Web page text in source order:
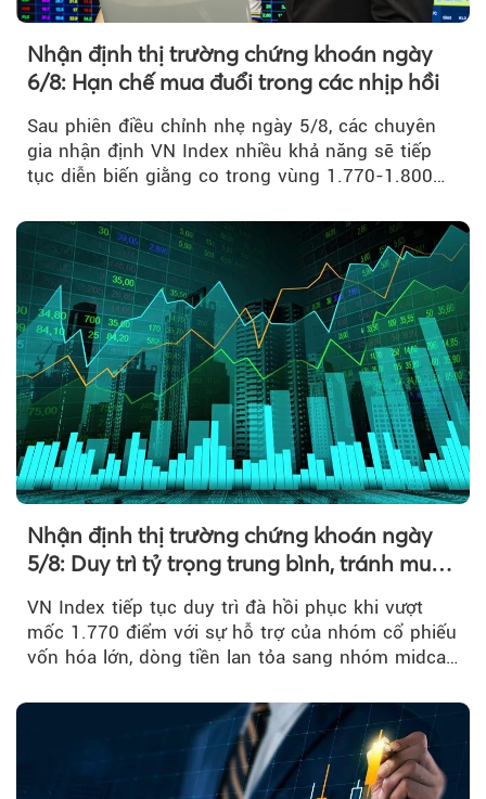
Nhận định thị trường chứng khoán ngày
6/8: Hạn chế mua đuổi trong các nhịp hồi
Sau phiên điều chỉnh nhẹ ngày 5/8, các chuyên
gia nhận định VN Index nhiều khả năng sẽ tiếp
tục diễn biến giằng co trong vùng 1.770-1.800
Nhận định thị trường chứng khoán ngày
5/8: Duy trì tỷ trọng trung bình, tránh mua
VN Index tiếp tục duy trì đà hồi phục khi vượt
mốc 1.770 điểm với sự hỗ trợ của nhóm cổ phiếu
vốn hóa lớn, dòng tiền lan tỏa sang nhóm midcap